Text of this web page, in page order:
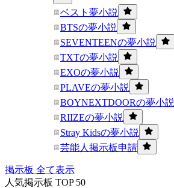
ベスト夢小説
BTSの夢小説
SEVENTEENの夢小説
TXTの夢小説
EXOの夢小説
PLAVEの夢小説
BOYNEXTDOORの夢小説
RIIZEの夢小説
Stray Kidsの夢小説
芸能人掲示板申請
掲示板 全て表示
人気掲示板 TOP 50